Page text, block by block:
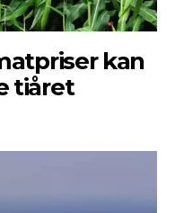
kan
tiåret